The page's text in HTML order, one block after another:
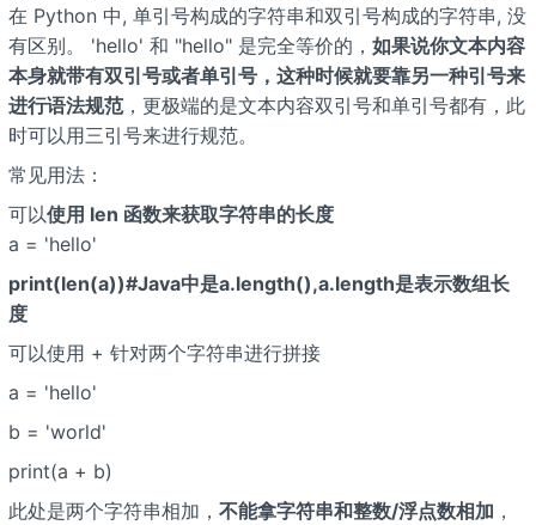
在 Python 中, 单引号构成的字符串和双引号构成的字符串, 没
有区别。 'hello' 和 "hello" 是完全等价的， 如果说你文本内容
本身就带有双引号或者单引号，这种时候就要靠另一种引号来
进行语法规范，更极端的是文本内容双引号和单引号都有，此
时可以用三引号来进行规范。
常见用法：
可以使用 len 函数来获取字符串的长度
a = 'hello'
print(len(a))#Java中是a.length(),a.length是表示数组长
度
可以使用 + 针对两个字符串进行拼接
a = 'hello'
b = 'world'
print(a + b)
此处是两个字符串相加， 不能拿字符串和整数/浮点数相加 ，